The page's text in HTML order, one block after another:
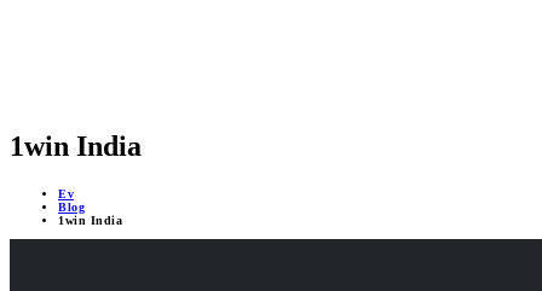
1win India
Ev
Blog
1win India